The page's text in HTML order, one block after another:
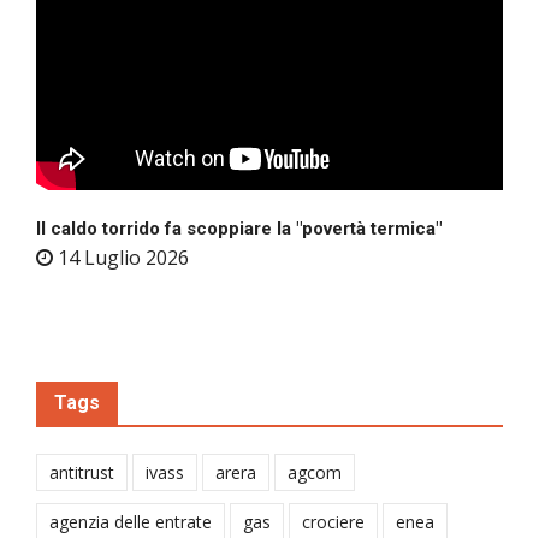
Il caldo torrido fa scoppiare la "povertà termica"
14 Luglio 2026
Tags
antitrust ivass arera agcom
agenzia delle entrate gas crociere enea